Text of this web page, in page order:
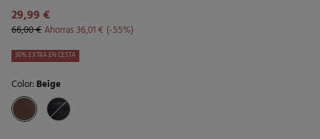
29,99 €
66,00 €Ahorras36,01 € 55
30% EXTRA EN CESTA
Color: Beige